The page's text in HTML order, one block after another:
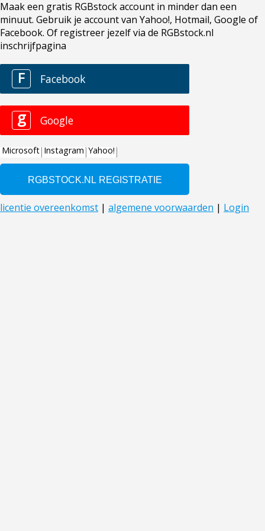
Maak een gratis RGBstock account in minder dan een
minuut. Gebruik je account van Yahoo!, Hotmail, Google of
Facebook. Of registreer jezelf via de RGBstock.nl
inschrijfpagina
F Facebook
g Google
Microsoft Instagram Yahoo!
licentie overeenkomst | algemene voorwaarden | Login